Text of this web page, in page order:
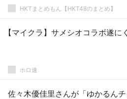
HKTまとめもん【HKT48のまとめ】
【マイクラ】サメシオコラボ遂に
ホロ速
佐々木優佳里さんが「ゆかるん